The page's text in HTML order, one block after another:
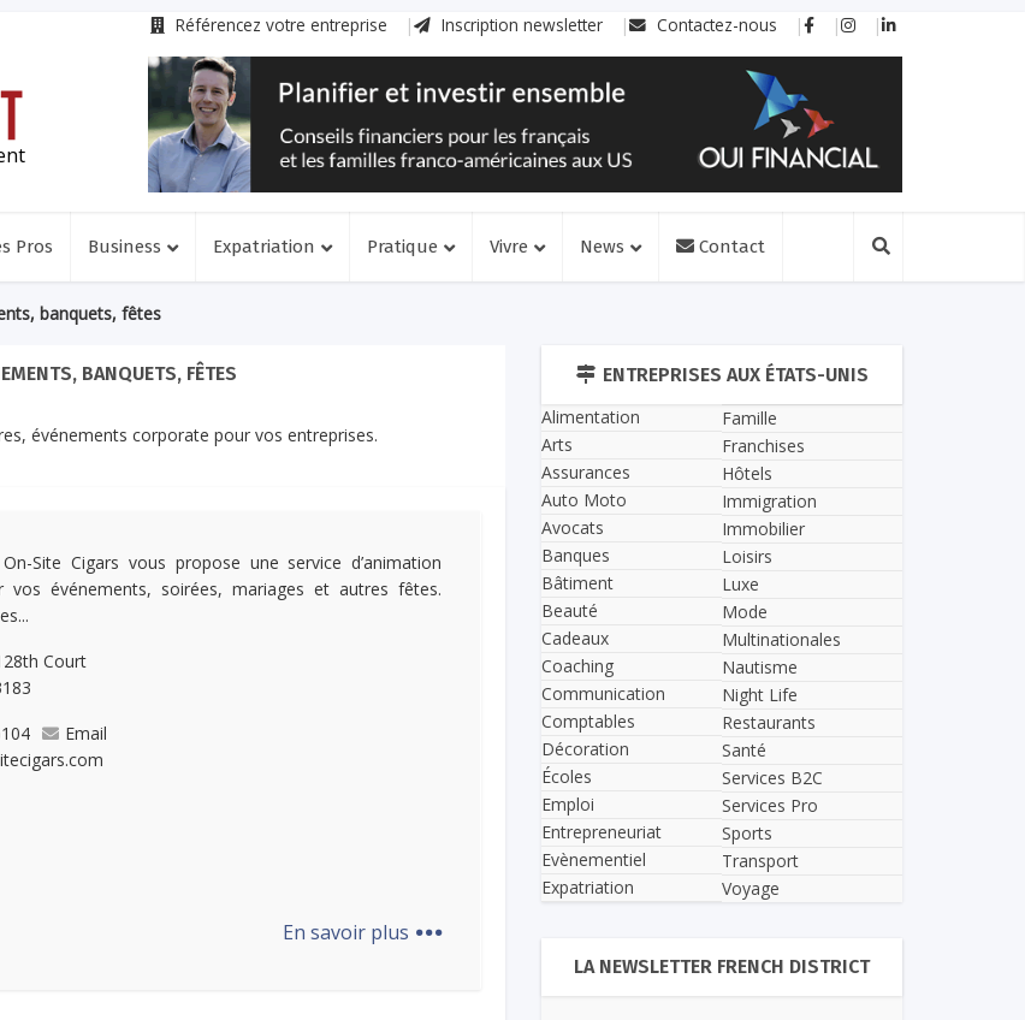
Référencez votre entreprise Inscription newsletter Contactez-nous
Pros Business Expatriation Pratique Vivre News Contact
banquets, fêtes
BANQUETS, FÊTES
événements corporate pour vos entreprises.
On-Site Cigars vous propose une service d’animation
vos événements, soirées, mariages et autres fêtes.
Court
Email
En savoir plus ...
ENTREPRISES AUX ÉTATS-UNIS
Alimentation
Arts
Assurances
Auto Moto
Avocats
Banques
Bâtiment
Beauté
Cadeaux
Coaching
Communication
Comptables
Décoration
Écoles
Emploi
Entrepreneuriat
Evènementiel
Expatriation
Famille
Franchises
Hôtels
Immigration
Immobilier
Loisirs
Luxe
Mode
Multinationales
Nautisme
Night Life
Restaurants
Santé
Services B2C
Services Pro
Sports
Transport
Voyage
LA NEWSLETTER FRENCH DISTRICT